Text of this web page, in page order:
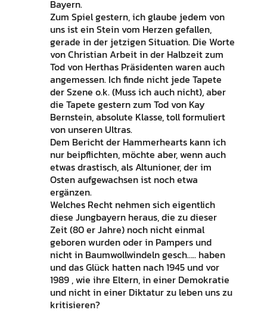
Bayern.
Zum Spiel gestern, ich glaube jedem von
uns ist ein Stein vom Herzen gefallen,
gerade in der jetzigen Situation. Die Worte
von Christian Arbeit in der Halbzeit zum
Tod von Herthas Präsidenten waren auch
angemessen. Ich finde nicht jede Tapete
der Szene o.k. (Muss ich auch nicht), aber
die Tapete gestern zum Tod von Kay
Bernstein, absolute Klasse, toll formuliert
von unseren Ultras.
Dem Bericht der Hammerhearts kann ich
nur beipflichten, möchte aber, wenn auch
etwas drastisch, als Altunioner, der im
Osten aufgewachsen ist noch etwa
ergänzen.
Welches Recht nehmen sich eigentlich
diese Jungbayern heraus, die zu dieser
Zeit (80 er Jahre) noch nicht einmal
geboren wurden oder in Pampers und
nicht in Baumwollwindeln gesch….. haben
und das Glück hatten nach 1945 und vor
1989 , wie ihre Eltern, in einer Demokratie
und nicht in einer Diktatur zu leben uns zu
kritisieren?